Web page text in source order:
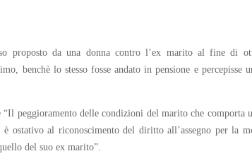
proposto da una donna contro l’ex marito al fine di
benchè lo stesso fosse andato in pensione e percepisse
peggioramento delle condizioni del marito che comporta
ostativo al riconoscimento del diritto all’assegno per la
del suo ex marito”.